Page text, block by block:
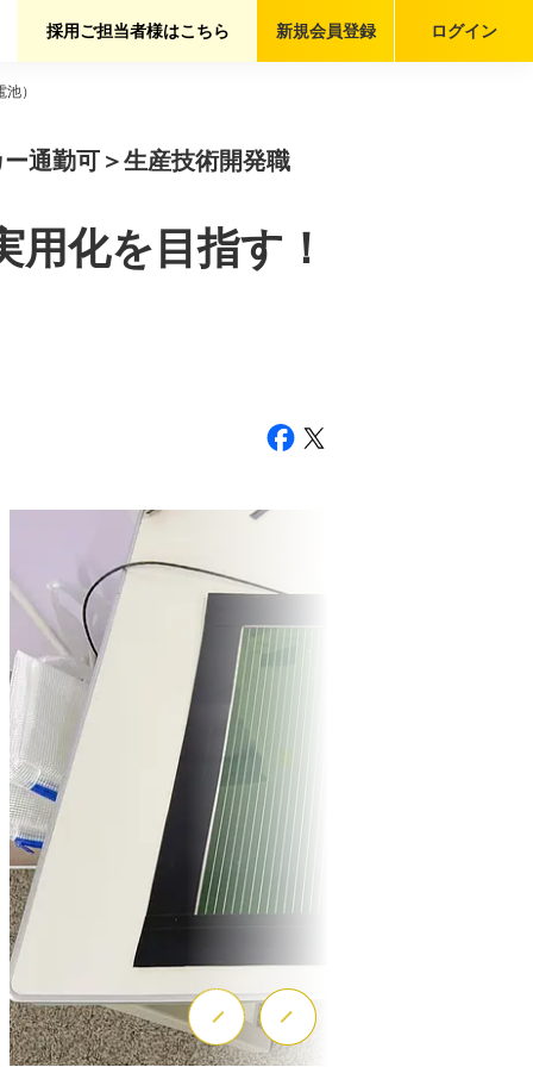
採用ご担当者様はこちら ログイン
新規会員登録
）
通勤可＞生産技術開発職
化を目指す！